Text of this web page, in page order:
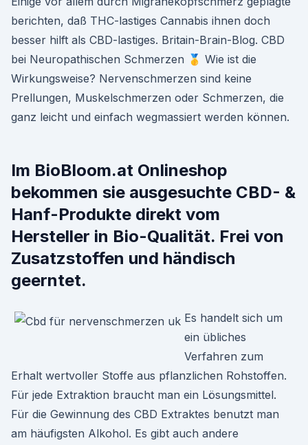
berichten, daß THC-lastiges Cannabis ihnen doch
besser hilft als CBD-lastiges. Britain-Brain-Blog. CBD
bei Neuropathischen Schmerzen 🥇 Wie ist die
Wirkungsweise? Nervenschmerzen sind keine
Prellungen, Muskelschmerzen oder Schmerzen, die
ganz leicht und einfach wegmassiert werden können.
Im BioBloom.at Onlineshop
bekommen sie ausgesuchte CBD- &
Hanf-Produkte direkt vom
Hersteller in Bio-Qualität. Frei von
Zusatzstoffen und händisch
geerntet.
Es handelt sich um
ein übliches
Verfahren zum
Erhalt wertvoller Stoffe aus pflanzlichen Rohstoffen.
Für jede Extraktion braucht man ein Lösungsmittel.
Für die Gewinnung des CBD Extraktes benutzt man
am häufigsten Alkohol. Es gibt auch andere